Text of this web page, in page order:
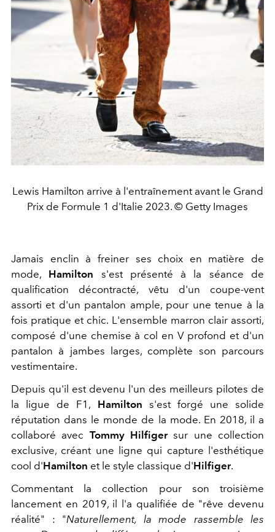
Lewis Hamilton arrive à l'entraînement avant le Grand
Prix de Formule 1 d'Italie 2023. © Getty Images
Jamais enclin à freiner ses choix en matière de
mode, Hamilton s'est présenté à la séance de
qualification décontracté, vêtu d'un coupe-vent
assorti et d'un pantalon ample, pour une tenue à la
fois pratique et chic. L'ensemble marron clair assorti,
composé d'une chemise à col en V profond et d'un
pantalon à jambes larges, complète son parcours
vestimentaire.
Depuis qu'il est devenu l'un des meilleurs pilotes de
la ligue de F1, Hamilton s'est forgé une solide
réputation dans le monde de la mode. En 2018, il a
collaboré avec Tommy Hilfigersur une collection
exclusive, créant une ligne qui capture l'esthétique
cool d'Hamilton et le style classique d'Hilfiger.
Commentant la collection pour son troisième
lancement en 2019, il l'a qualifiée de "rêve devenu
réalité" : "Naturellement, la mode rassemble les